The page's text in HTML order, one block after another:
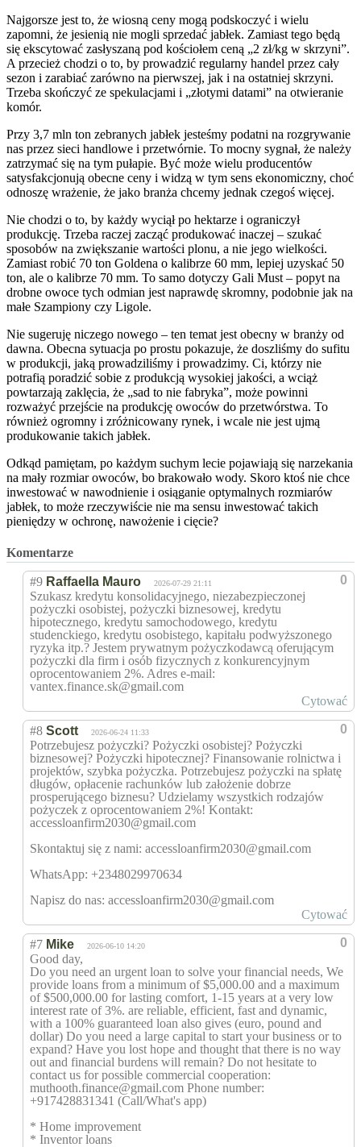
Najgorsze jest to, że wiosną ceny mogą podskoczyć i wielu
zapomni, że jesienią nie mogli sprzedać jabłek. Zamiast tego będą
się ekscytować zasłyszaną pod kościołem ceną „2 zł/kg w skrzyni”.
A przecież chodzi o to, by prowadzić regularny handel przez cały
sezon i zarabiać zarówno na pierwszej, jak i na ostatniej skrzyni.
Trzeba skończyć ze spekulacjami i „złotymi datami” na otwieranie
komór.
Przy 3,7 mln ton zebranych jabłek jesteśmy podatni na rozgrywanie
nas przez sieci handlowe i przetwórnie. To mocny sygnał, że należy
zatrzymać się na tym pułapie. Być może wielu producentów
satysfakcjonują obecne ceny i widzą w tym sens ekonomiczny, choć
odnoszę wrażenie, że jako branża chcemy jednak czegoś więcej.
Nie chodzi o to, by każdy wyciął po hektarze i ograniczył
produkcję. Trzeba raczej zacząć produkować inaczej – szukać
sposobów na zwiększanie wartości plonu, a nie jego wielkości.
Zamiast robić 70 ton Goldena o kalibrze 60 mm, lepiej uzyskać 50
ton, ale o kalibrze 70 mm. To samo dotyczy Gali Must – popyt na
drobne owoce tych odmian jest naprawdę skromny, podobnie jak na
małe Szampiony czy Ligole.
Nie sugeruję niczego nowego – ten temat jest obecny w branży od
dawna. Obecna sytuacja po prostu pokazuje, że doszliśmy do sufitu
w produkcji, jaką prowadziliśmy i prowadzimy. Ci, którzy nie
potrafią poradzić sobie z produkcją wysokiej jakości, a wciąż
powtarzają zaklęcia, że „sad to nie fabryka”, może powinni
rozważyć przejście na produkcję owoców do przetwórstwa. To
również ogromny i zróżnicowany rynek, i wcale nie jest ujmą
produkowanie takich jabłek.
Odkąd pamiętam, po każdym suchym lecie pojawiają się narzekania
na mały rozmiar owoców, bo brakowało wody. Skoro ktoś nie chce
inwestować w nawodnienie i osiąganie optymalnych rozmiarów
jabłek, to może rzeczywiście nie ma sensu inwestować takich
pieniędzy w ochronę, nawożenie i cięcie?
Komentarze
0
#9 Raffaella Mauro 2026-07-29 21:11
Szukasz kredytu konsolidacyjnego, niezabezpieczonej
pożyczki osobistej, pożyczki biznesowej, kredytu
hipotecznego, kredytu samochodowego, kredytu
studenckiego, kredytu osobistego, kapitału podwyższonego
ryzyka itp.? Jestem prywatnym pożyczkodawcą oferującym
pożyczki dla firm i osób fizycznych z konkurencyjnym
oprocentowaniem 2%. Adres e-mail:
vantex.finance.sk@gmail.com
Cytować
0
#8 Scott 2026-06-24 11:33
Potrzebujesz pożyczki? Pożyczki osobistej? Pożyczki
biznesowej? Pożyczki hipotecznej? Finansowanie rolnictwa i
projektów, szybka pożyczka. Potrzebujesz pożyczki na spłatę
długów, opłacenie rachunków lub założenie dobrze
prosperującego biznesu? Udzielamy wszystkich rodzajów
pożyczek z oprocentowaniem 2%! Kontakt:
accessloanfirm2030@gmail.com
Skontaktuj się z nami: accessloanfirm2030@gmail.com
WhatsApp: +2348029970634
Napisz do nas: accessloanfirm2030@gmail.com
Cytować
0
#7 Mike 2026-06-10 14:20
Good day,
Do you need an urgent loan to solve your financial needs, We
provide loans from a minimum of $5,000.00 and a maximum
of $500,000.00 for lasting comfort, 1-15 years at a very low
interest rate of 3%. are reliable, efficient, fast and dynamic,
with a 100% guaranteed loan also gives (euro, pound and
dollar) Do you need a large capital to start your business or to
expand? Have you lost hope and thought that there is no way
out and financial burdens will remain? Do not hesitate to
contact us for possible commercial cooperation:
muthooth.finance@gmail.com Phone number:
+917428831341 (Call/What's app)
* Home improvement
* Inventor loans